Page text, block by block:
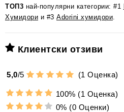
ТОП3 най-популярни категории: #1
Хумидори и #3 Adorini хумидори
Клиентски отзиви
5,0/5 (1 Оценка)
100% (1 Оценка)
0% (0 Оценки)